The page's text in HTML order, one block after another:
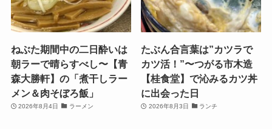
ねぶた期間中の二日酔いは
朝ラーで晴らすべし〜【青
森大勝軒】の「煮干しラー
メン＆肉そぼろ飯」
2026年8月4日 ラーメン
たぶん合言葉は”カツラで
カツ活！”〜つがる市木造
【桂食堂】で沁みるカツ丼
に出会った日
2026年8月3日 ランチ